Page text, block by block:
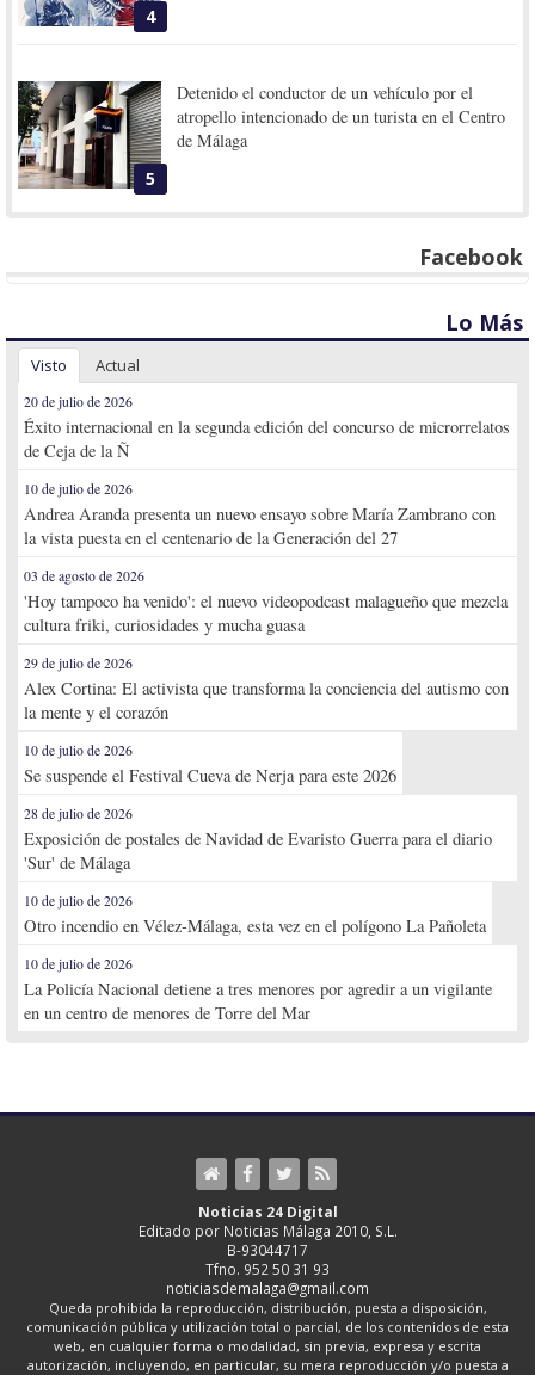
4
5
Detenido el conductor de un vehículo por el
atropello intencionado de un turista en el Centro
de Málaga
Facebook
Lo Más
Visto Actual
20 de julio de 2026
Éxito internacional en la segunda edición del concurso de microrrelatos
de Ceja de la Ñ
10 de julio de 2026
Andrea Aranda presenta un nuevo ensayo sobre María Zambrano con
la vista puesta en el centenario de la Generación del 27
03 de agosto de 2026
'Hoy tampoco ha venido': el nuevo videopodcast malagueño que mezcla
cultura friki, curiosidades y mucha guasa
29 de julio de 2026
Alex Cortina: El activista que transforma la conciencia del autismo con
la mente y el corazón
10 de julio de 2026
Se suspende el Festival Cueva de Nerja para este 2026
28 de julio de 2026
Exposición de postales de Navidad de Evaristo Guerra para el diario
'Sur' de Málaga
10 de julio de 2026
Otro incendio en Vélez-Málaga, esta vez en el polígono La Pañoleta
10 de julio de 2026
La Policía Nacional detiene a tres menores por agredir a un vigilante
en un centro de menores de Torre del Mar
Noticias 24 Digital
Editado por Noticias Málaga 2010, S.L.
B-93044717
Tfno. 952 50 31 93
noticiasdemalaga@gmail.com
Queda prohibida la reproducción, distribución, puesta a disposición,
comunicación pública y utilización total o parcial, de los contenidos de esta
web, en cualquier forma o modalidad, sin previa, expresa y escrita
autorización, incluyendo, en particular, su mera reproducción y/o puesta a